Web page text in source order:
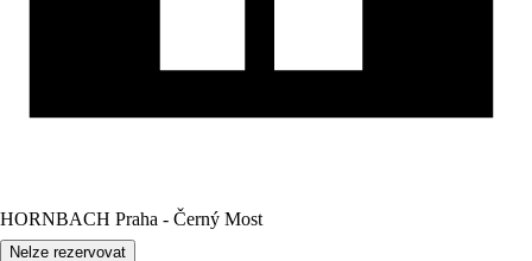
HORNBACH Praha - Černý Most
Nelze rezervovat